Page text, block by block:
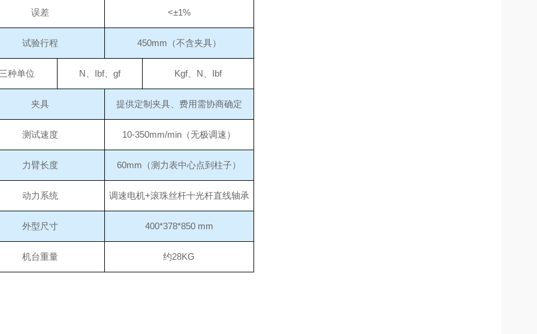
误差 <±1%
试验行程 450mm（不含夹具）
种单位 N、Ibf、gf Kgf、N、Ibf
夹具 提供定制夹具、费用需协商确定
测试速度 10-350mm/min（无极调速）
力臂长度 60mm（测力表中心点到柱子）
动力系统 调速电机+滚珠丝杆十光杆直线轴承
外型尺寸 400*378*850 mm
机台重量 约28KG